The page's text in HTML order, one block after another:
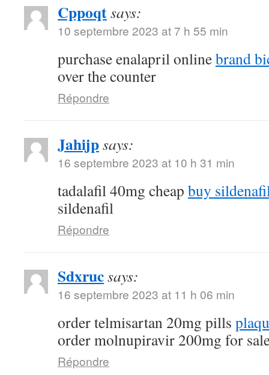
Cppoqtsays:
10 septembre 2023 at 7 h 55 min
purchase enalapril onlinebrand
over the counter
Répondre
Jahijpsays:
16 septembre 2023 at 10 h 31 min
tadalafil 40mg cheap buy
sildenafil
Répondre
Sdxrucsays:
16 septembre 2023 at 11 h 06 min
order telmisartan 20mg pills
order molnupiravir 200mg for
Répondre